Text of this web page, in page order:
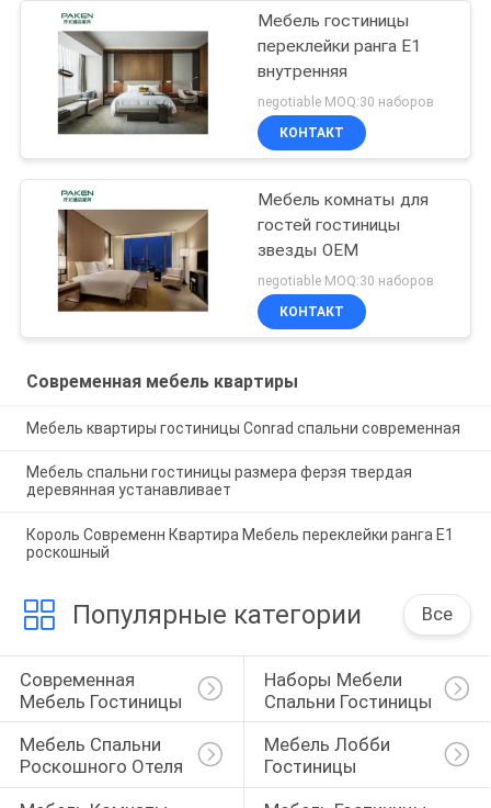
Мебель гостиницы
переклейки ранга E1
внутренняя
negotiable MOQ:30 наборов
КОНТАКТ
Мебель комнаты для
гостей гостиницы
звезды OEM
negotiable MOQ:30 наборов
КОНТАКТ
Современная мебель квартиры
Мебель квартиры гостиницы Conrad спальни современная
Мебель спальни гостиницы размера ферзя твердая
деревянная устанавливает
Король Современн Квартира Мебель переклейки ранга E1
роскошный
Популярные категории Все
Современная
Мебель Гостиницы
Наборы Мебели
Спальни Гостиницы
Мебель Спальни
Роскошного Отеля
Мебель Лобби
Гостиницы